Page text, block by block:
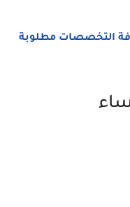
التخصصات مطلوبة